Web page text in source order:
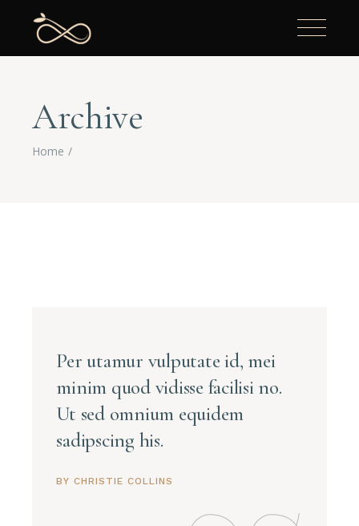
Archive
Home
Per utamur vulputate id, mei
minim quod vidisse facilisi no.
Ut sed omnium equidem
sadipscing his.
BY CHRISTIE COLLINS